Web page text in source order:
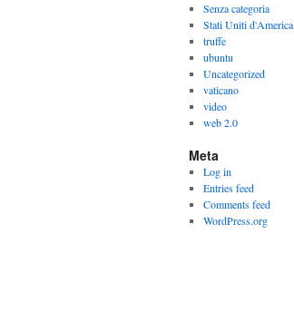
Senza categoria
Stati Uniti d'America
truffe
ubuntu
Uncategorized
vaticano
video
web 2.0
Meta
Log in
Entries feed
Comments feed
WordPress.org